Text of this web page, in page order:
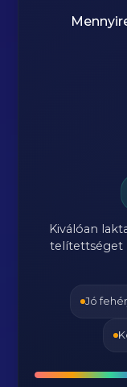
Kiválóan
telítettséget
Jó